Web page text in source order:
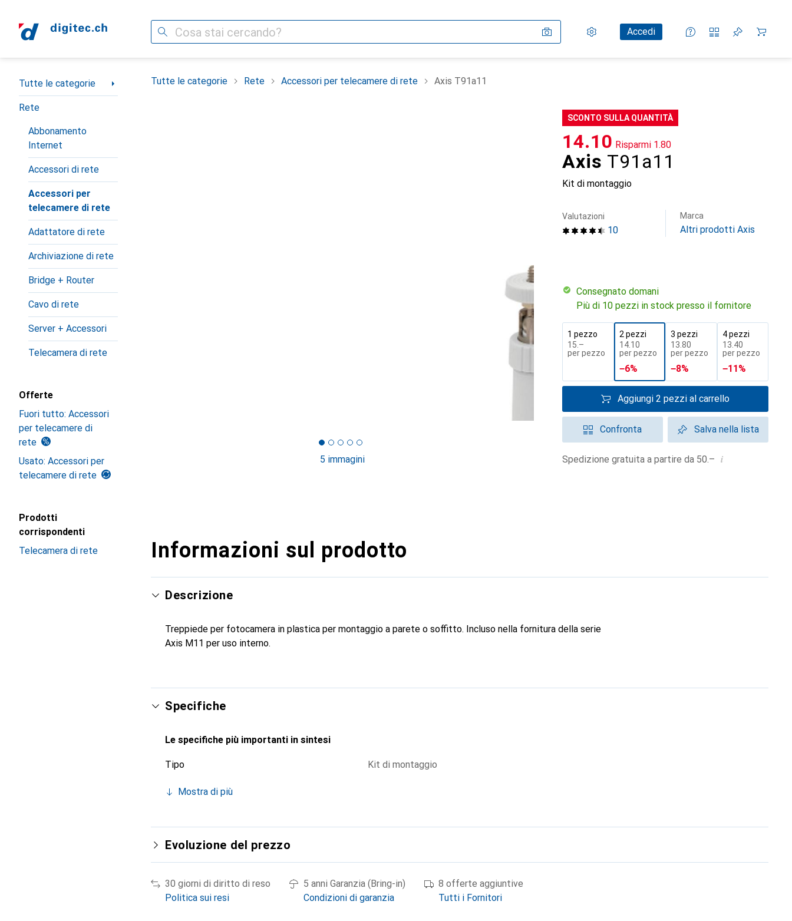
Cerca Impostazioni
Conto clienteAccedi
Liste di confronto
Liste dei desideri
Carrello
Categoria Navigazione
Tutte le categorie
Rete
Abbonamento
Internet
Accessori di rete
Accessori per
telecamere di rete
Adattatore di rete
Archiviazione di rete
Bridge + Router
Cavo di rete
Server + Accessori
Telecamera di rete
Offerte
Fuori tutto: Accessori
per telecamere di
rete
Usato: Accessori per
telecamere di rete
Prodotti
corrispondenti
Telecamera di rete
Tutte le categorie Rete Accessori per telecamere di rete Axis T91a11
5 immagini
SCONTO SULLA QUANTITÀ
Axis T91a11
Kit di montaggio
CHF
14.10 Risparmi CHF
1.80
10
Valutazioni Marca
Altri prodotti Axis
Consegnato domani
Più di 10 pezzi in stock presso il fornitore
1 pezzo
CHF
15.–
per pezzo
2 pezzi
CHF
14.10
per pezzo
−6%
3 pezzi
CHF
13.80
per pezzo
−8%
4 pezzi
CHF
13.40
per pezzo
−11%
Aggiungi 2 pezzi al carrello
Confronta Salva nella lista
Spedizione gratuita a partire da 50.– i
Informazioni sul prodotto
Descrizione
Treppiede per fotocamera in plastica per montaggio a parete o soffitto. Incluso nella fornitura della serie
Axis M11 per uso interno.
Specifiche
Le specifiche più importanti in sintesi
Tipo Kit di montaggio
Mostra di più
Evoluzione del prezzo
30 giorni di diritto di reso
Politica sui resi
5 anni Garanzia (Bring-in)
Condizioni di garanzia
8 offerte aggiuntive
Tutti i Fornitori